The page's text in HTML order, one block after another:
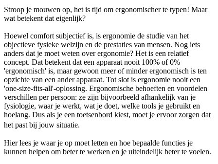
Stroop je mouwen op, het is tijd om ergonomischer te typen! Maar
wat betekent dat eigenlijk?
Hoewel comfort subjectief is, is ergonomie de studie van het
objectieve fysieke welzijn en de prestaties van mensen. Nog iets
anders dat je moet weten over ergonomie? Het is een relatief
concept. Dat betekent dat een apparaat nooit 100% of 0%
'ergonomisch' is, maar gewoon meer of minder ergonomisch is ten
opzichte van een ander apparaat. Tot slot is ergonomie nooit een
'one-size-fits-all'-oplossing. Ergonomische behoeften en voordelen
verschillen per persoon: ze zijn bijvoorbeeld afhankelijk van je
fysiologie, waar je werkt, wat je doet, welke tools je gebruikt en
hoelang. Dus als je een toetsenbord kiest, moet je ervoor zorgen dat
het past bij jouw situatie.
Hier lees je waar je op moet letten en hoe bepaalde functies je
kunnen helpen om beter te werken en je uiteindelijk beter te voelen.